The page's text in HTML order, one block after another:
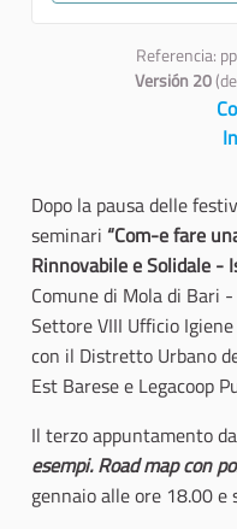
Referencia:
Versión 20
Dopo la pausa delle
seminari “Com-e fare
Rinnovabile e Solidale -
Comune di Mola di Bari
Settore VIII Ufficio
con il Distretto Urbano
Est Barese e Legacoop
Il terzo appuntamento
esempi. Road map con
gennaio alle ore 18.00 e